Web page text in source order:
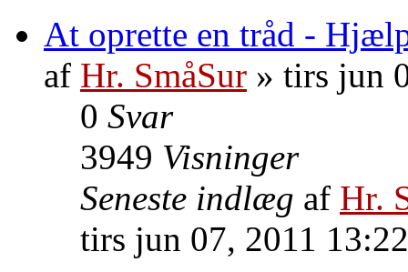
At oprette en tråd -
af Hr. SmåSur » tirs jun
0 Svar
3949 Visninger
Seneste indlæg af Hr.
tirs jun 07, 2011